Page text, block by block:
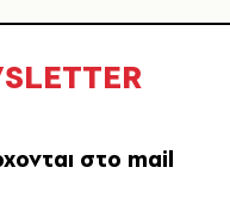
στο mail